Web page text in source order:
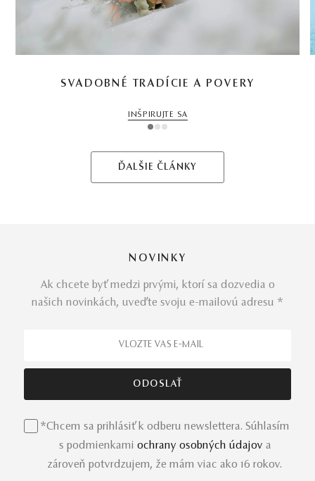
SVADOBNÉ TRADÍCIE A POVERY
INŠPIRUJTE SA
1 2 3
ĎALŠIE ČLÁNKY
NOVINKY
Ak chcete byť medzi prvými, ktorí sa dozvedia o
našich novinkách, uveďte svoju e-mailovú adresu *
*Chcem sa prihlásiť k odberu newslettera. Súhlasím
s podmienkami ochrany osobných údajov a
zároveň potvrdzujem, že mám viac ako 16 rokov.